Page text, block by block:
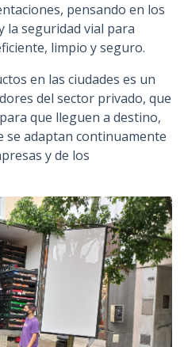
pensando en los
la seguridad vial para
limpio y seguro.
en las ciudades es un
del sector privado, que
que lleguen a destino,
se adaptan continuamente
y de los